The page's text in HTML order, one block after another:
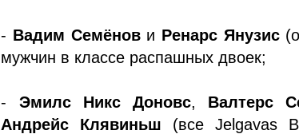
- Вадим Семёнови Ренарс Янузис
мужчин в классе распашных двоек;
- Эмилс Никс Доновс, Валтерс
Андрейс Клявиньш (все Jelgavas